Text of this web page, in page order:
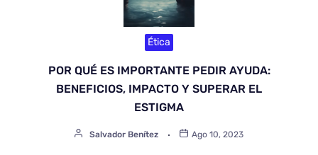
Ética
POR QUÉ ES IMPORTANTE PEDIR AYUDA:
BENEFICIOS, IMPACTO Y SUPERAR EL
ESTIGMA
Salvador Benítez Ago 10, 2023